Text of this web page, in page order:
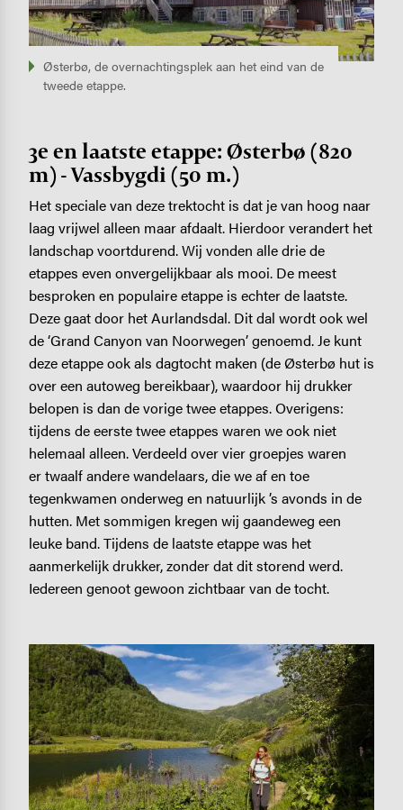
Østerbø, de overnachtingsplek aan het eind van de
tweede etappe.
3e en laatste etappe: Østerbø (820
m) - Vassbygdi (50 m.)
Het speciale van deze trektocht is dat je van hoog naar
laag vrijwel alleen maar afdaalt. Hierdoor verandert het
landschap voortdurend. Wij vonden alle drie de
etappes even onvergelijkbaar als mooi. De meest
besproken en populaire etappe is echter de laatste.
Deze gaat door het Aurlandsdal. Dit dal wordt ook wel
de ‘Grand Canyon van Noorwegen’ genoemd. Je kunt
deze etappe ook als dagtocht maken (de Østerbø hut is
over een autoweg bereikbaar), waardoor hij drukker
belopen is dan de vorige twee etappes. Overigens:
tijdens de eerste twee etappes waren we ook niet
helemaal alleen. Verdeeld over vier groepjes waren
er twaalf andere wandelaars, die we af en toe
tegenkwamen onderweg en natuurlijk ’s avonds in de
hutten. Met sommigen kregen wij gaandeweg een
leuke band. Tijdens de laatste etappe was het
aanmerkelijk drukker, zonder dat dit storend werd.
Iedereen genoot gewoon zichtbaar van de tocht.
Image